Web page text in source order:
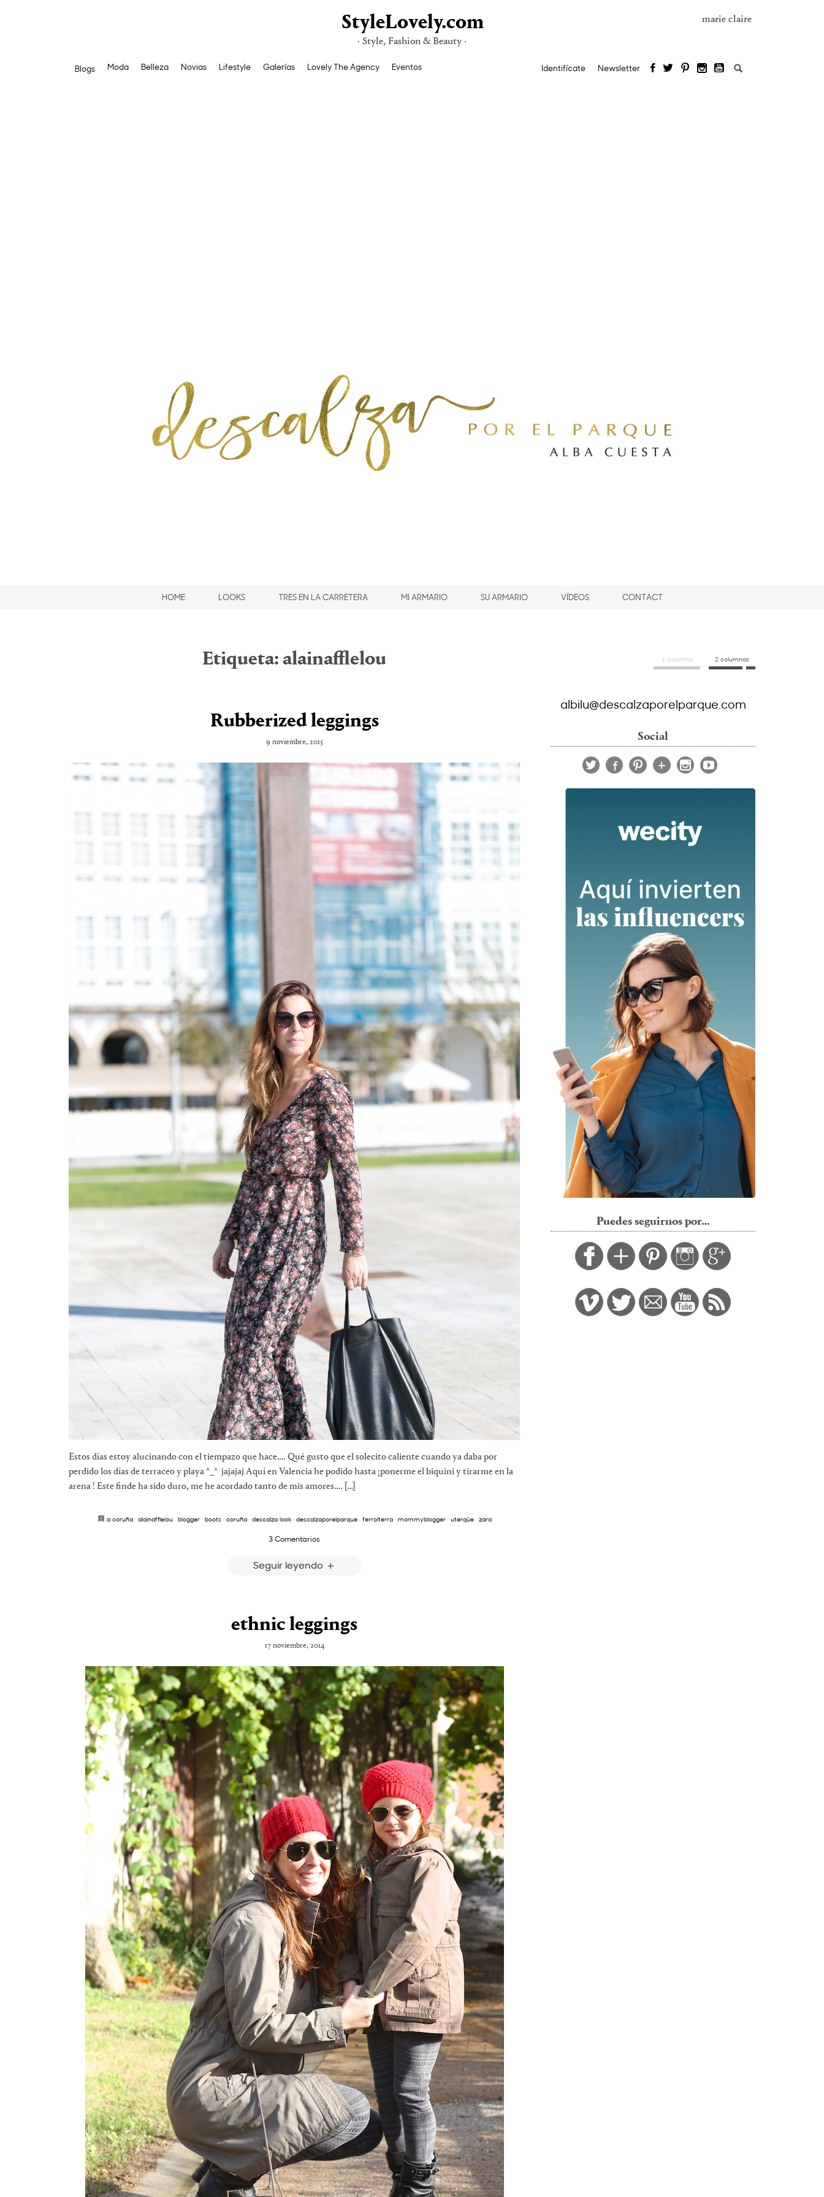
StyleLovely.com
· Style, Fashion & Beauty ·
marie claire
Blogs Moda Belleza Novias Lifestyle Galerías Lovely The Agency Eventos Identifícate Newsletter Buscar:
HOME LOOKS TRES EN LA CARRETERA MI ARMARIO SU ARMARIO VÍDEOS CONTACT
Etiqueta: alainafflelou
Rubberized leggings
9 noviembre, 2015
Estos días estoy alucinando con el tiempazo que hace…. Qué gusto que el solecito caliente cuando ya daba por
perdido los días de terraceo y playa ^_^ jajajaj Aquí en Valencia he podido hasta ¡ponerme el biquini y tirarme en la
arena ! Este finde ha sido duro, me he acordado tanto de mis amores…. […]
a coruña· alainafflelou· blogger· boots· coruña· descalza look· descalzaporelparque· ferrolterra· mommyblogger· uterqüe· zara
3 Comentarios
Seguir leyendo
ethnic leggings
17 noviembre, 2014
1 columna 2 columnas
albilu@descalzaporelparque.com
Social
Puedes seguirnos por…